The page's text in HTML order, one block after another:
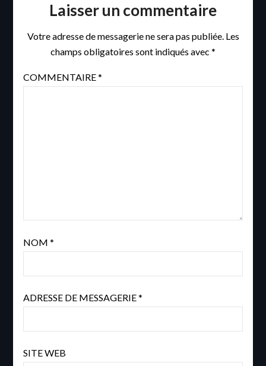
Laisser un commentaire
Votre adresse de messagerie ne sera pas publiée. Les
champs obligatoires sont indiqués avec *
COMMENTAIRE*
NOM *
ADRESSE DE MESSAGERIE*
SITE WEB